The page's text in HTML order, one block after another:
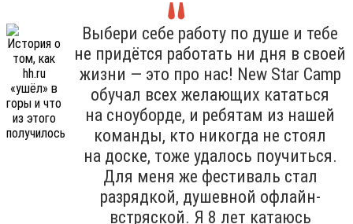
Выбери себе работу по душе и тебе
не придётся работать ни дня в своей
жизни — это про нас! New Star Camp
обучал всех желающих кататься
на сноуборде, и ребятам из нашей
команды, кто никогда не стоял
на доске, тоже удалось поучиться.
Для меня же фестиваль стал
разрядкой, душевной офлайн-
встряской. Я 8 лет катаюсь